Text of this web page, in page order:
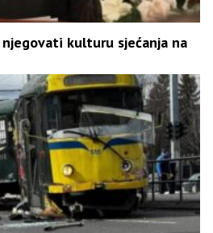
kulturu sjećanja na